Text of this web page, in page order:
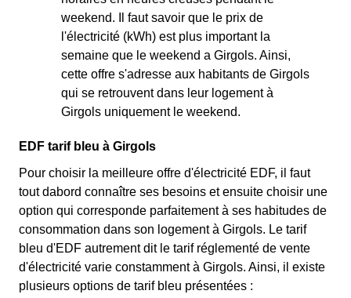
weekend. Il faut savoir que le prix de
l'électricité (kWh) est plus important la
semaine que le weekend a Girgols. Ainsi,
cette offre s'adresse aux habitants de Girgols
qui se retrouvent dans leur logement à
Girgols uniquement le weekend.
EDF tarif bleu à Girgols
Pour choisir la meilleure offre d'électricité EDF, il faut
tout dabord connaître ses besoins et ensuite choisir une
option qui corresponde parfaitement à ses habitudes de
consommation dans son logement à Girgols. Le tarif
bleu d'EDF autrement dit le tarif réglementé de vente
d'électricité varie constamment à Girgols. Ainsi, il existe
plusieurs options de tarif bleu présentées :